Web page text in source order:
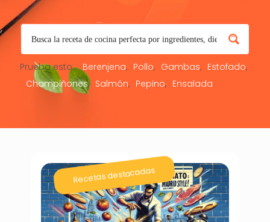
Prueba esto: Berenjena Pollo Gambas
Estofado
Champiñones
Salmón Pepino Ensalada
Recetas destacadas